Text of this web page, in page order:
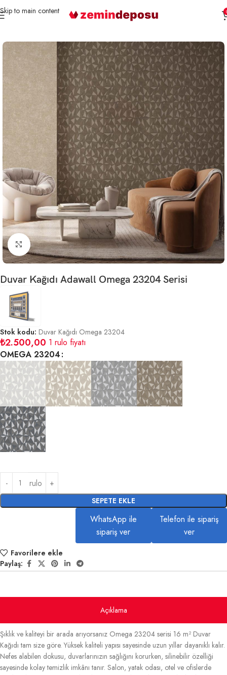
Skip to main content
Büyütmek için tıklayın
Duvar Kağıdı Adawall Omega 23204 Serisi
Stok kodu: Duvar Kağıdı Omega 23204
₺2.500,00 1 rulo fiyatı
OMEGA 23204
rulo
SEPETE EKLE
WhatsApp ile
sipariş ver
Telefon ile sipariş
ver
Favorilere ekle
Paylaş:
Açıklama
Şıklık ve kaliteyi bir arada arıyorsanız Omega 23204 serisi 16 m² Duvar
Kağıdı tam size göre. Yüksek kaliteli yapısı sayesinde uzun yıllar dayanıklı kalır.
Nefes alabilen dokusu, duvarlarınızın sağlığını korurken, silinebilir özelliği
sayesinde kolay temizlik imkânı tanır. Salon, yatak odası, otel ve ofislerde